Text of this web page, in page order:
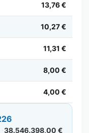
13,76 €
10,27 €
11,31 €
8,00 €
4,00 €
38.546.398,00 €